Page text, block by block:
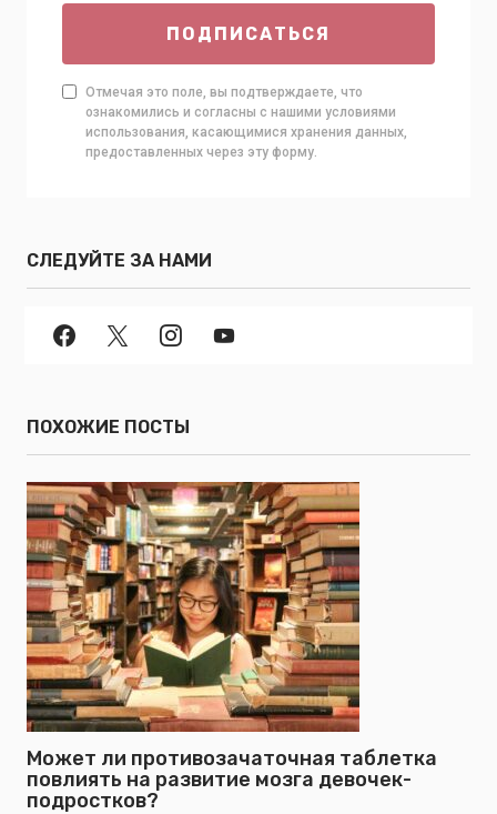
ПОДПИСАТЬСЯ
Отмечая это поле, вы подтверждаете, что
ознакомились и согласны с нашими условиями
использования, касающимися хранения данных,
предоставленных через эту форму.
СЛЕДУЙТЕ ЗА НАМИ
ПОХОЖИЕ ПОСТЫ
Может ли противозачаточная таблетка
повлиять на развитие мозга девочек-
подростков?